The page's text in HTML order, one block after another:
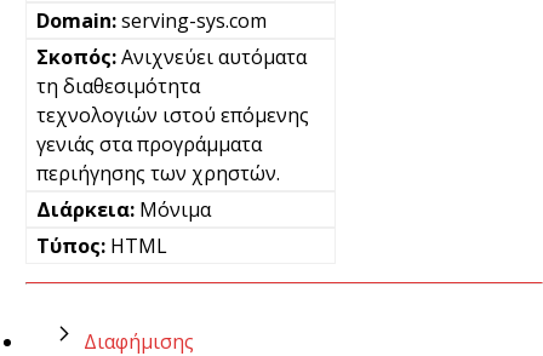
serving-sys.com
Ανιχνεύει αυτόματα
τη διαθεσιμότητα
τεχνολογιών ιστού επόμενης
γενιάς στα προγράμματα
περιήγησης των χρηστών.
Μόνιμα
HTML
Διαφήμισης